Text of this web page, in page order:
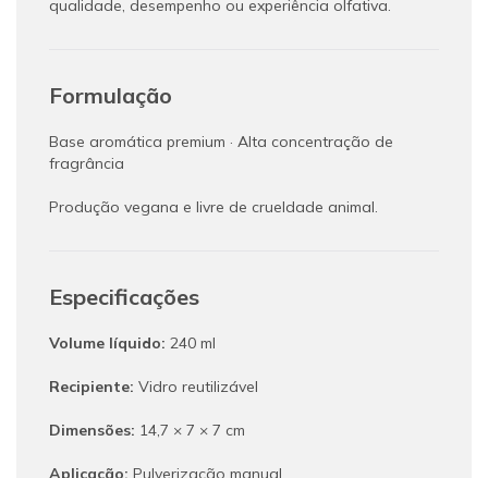
qualidade, desempenho ou experiência olfativa.
Formulação
Base aromática premium · Alta concentração de
fragrância
Produção vegana e livre de crueldade animal.
Especificações
Volume líquido: 240 ml
Recipiente: Vidro reutilizável
Dimensões: 14,7 × 7 × 7 cm
Aplicação: Pulverização manual